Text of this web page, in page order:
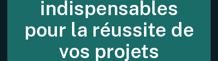
indispensables
pour la réussite de
vos projets